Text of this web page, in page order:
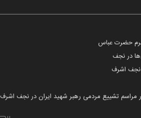
در نجف
نجف اشرف
تشییع مردمی رهبر شهید ایران در نجف اشرف